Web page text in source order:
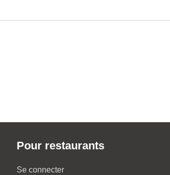
Pour restaurants
Se connecter